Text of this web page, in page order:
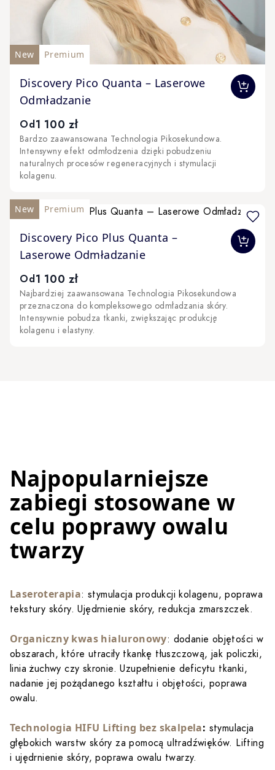
New Premium
Discovery Pico Quanta – Laserowe
Odmładzanie
The price depends on the options chosen on the
Od1 100 zł
Bardzo zaawansowana Technologia Pikosekundowa.
Intensywny efekt odmłodzenia dzięki pobudzeniu
naturalnych procesów regeneracyjnych i stymulacji
kolagenu.
New Premium
Discovery Pico Plus Quanta –
Laserowe Odmładzanie
The price depends on the options chosen on the
Od1 100 zł
Najbardziej zaawansowana Technologia Pikosekundowa
przeznaczona do kompleksowego odmładzania skóry.
Intensywnie pobudza tkanki, zwiększając produkcję
kolagenu i elastyny.
Najpopularniejsze
zabiegi stosowane w
celu poprawy owalu
twarzy
Laseroterapia: stymulacja produkcji kolagenu, poprawa
tekstury skóry. Ujędrnienie skóry, redukcja zmarszczek.
Organiczny kwas hialuronowy: dodanie objętości w
obszarach, które utraciły tkankę tłuszczową, jak policzki,
linia żuchwy czy skronie. Uzupełnienie deficytu tkanki,
nadanie jej pożądanego kształtu i objętości, poprawa
owalu.
Technologia HIFU Lifting bez skalpela: stymulacja
głębokich warstw skóry za pomocą ultradźwięków. Lifting
i ujędrnienie skóry, poprawa owalu twarzy.